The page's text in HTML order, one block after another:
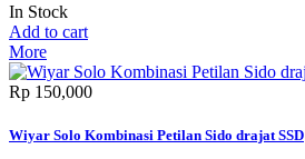
In Stock
Add to cart
More
Rp‎ 150,000
Wiyar Solo Kombinasi Petilan Sido drajat SSD